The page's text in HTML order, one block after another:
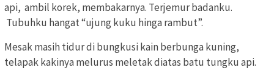
api, ambil korek, membakarnya. Terjemur badanku.
Tubuhku hangat “ujung kuku hinga rambut”.
Mesak masih tidur di bungkusi kain berbunga kuning,
telapak kakinya melurus meletak diatas batu tungku api.